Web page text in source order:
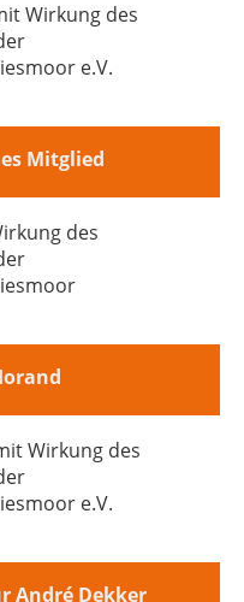
Wirkung des
e.V.
Mitglied
des
Wirkung des
e.V.
André Dekker